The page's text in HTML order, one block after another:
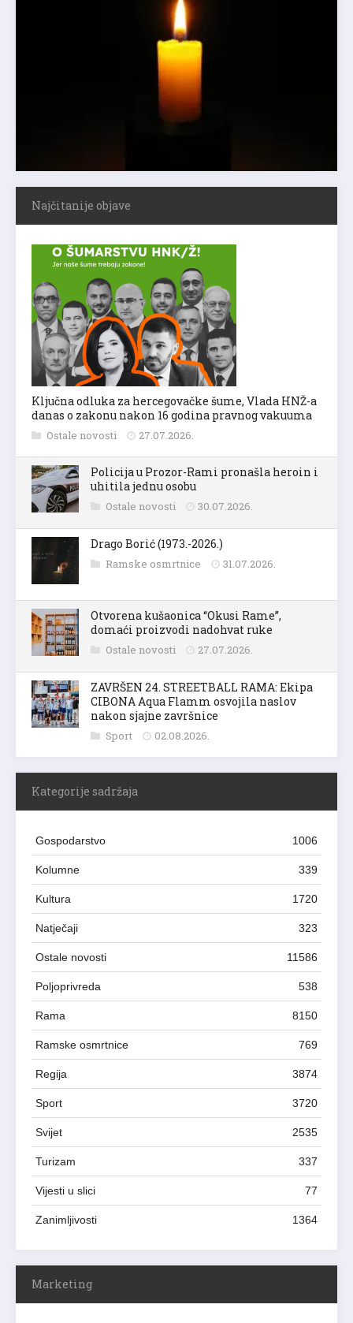
Najčitanije objave
Ključna odluka za hercegovačke šume, Vlada HNŽ-a
danas o zakonu nakon 16 godina pravnog vakuuma
Ostale novosti 27.07.2026.
Policija u Prozor-Rami pronašla heroin i
uhitila jednu osobu
Ostale novosti 30.07.2026.
Drago Borić (1973.-2026.)
Ramske osmrtnice 31.07.2026.
Otvorena kušaonica “Okusi Rame”,
domaći proizvodi nadohvat ruke
Ostale novosti 27.07.2026.
ZAVRŠEN 24. STREETBALL RAMA: Ekipa
CIBONA Aqua Flamm osvojila naslov
nakon sjajne završnice
Sport 02.08.2026.
Kategorije sadržaja
Gospodarstvo 1006
Kolumne 339
Kultura 1720
Natječaji 323
Ostale novosti 11586
Poljoprivreda 538
Rama 8150
Ramske osmrtnice 769
Regija 3874
Sport 3720
Svijet 2535
Turizam 337
Vijesti u slici 77
Zanimljivosti 1364
Marketing